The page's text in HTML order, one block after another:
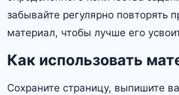
забывайте регулярно повторять
материал, чтобы лучше его
Как использовать
Сохраните страницу, выпишите